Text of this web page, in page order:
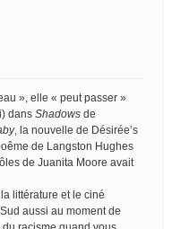
», elle « peut passer »
dans Shadows de
, la nouvelle de Désirée’s
de Langston Hughes
de Juanita Moore avait
littérature et le ciné
aussi au moment de